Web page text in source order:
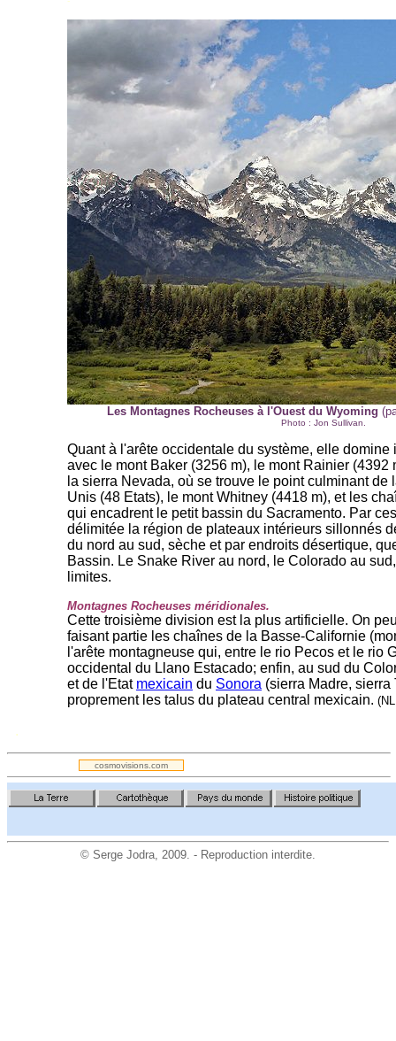
Les Montagnes Rocheuses à l'Ouest du Wyoming
Photo : Jon Sullivan.
Quant à l'arête occidentale du système, elle
avec le mont Baker (3256 m), le mont Rainier (4392
la sierra Nevada, où se trouve le point culminant de
Unis (48 Etats), le mont Whitney (4418 m), et les
qui encadrent le petit bassin du Sacramento. Par
délimitée la région de plateaux intérieurs sillonnés
du nord au sud, sèche et par endroits désertique,
Bassin. Le Snake River au nord, le Colorado au
limites.
Montagnes Rocheuses méridionales.
Cette troisième division est la plus artificielle. On
faisant partie les chaînes de la Basse-Californie
l'arête montagneuse qui, entre le rio Pecos et le rio
occidental du Llano Estacado; enfin, au sud du
et de l'Etat mexicain du Sonora (sierra Madre, sierra
proprement les talus du plateau central mexicain.
.
cosmovisions.com
© Serge Jodra, 2009. - Reproduction interdite.